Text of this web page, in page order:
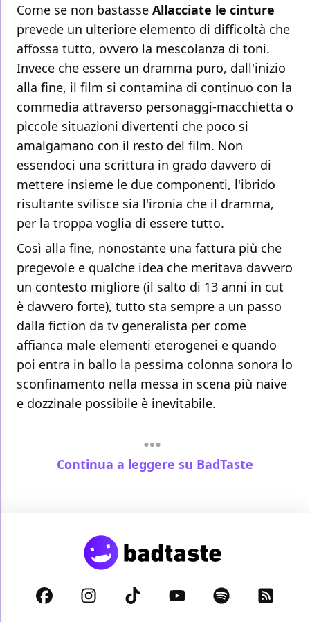
Come se non bastasse Allacciate le cinture
prevede un ulteriore elemento di difficoltà che
affossa tutto, ovvero la mescolanza di toni.
Invece che essere un dramma puro, dall'inizio
alla fine, il film si contamina di continuo con la
commedia attraverso personaggi-macchietta o
piccole situazioni divertenti che poco si
amalgamano con il resto del film. Non
essendoci una scrittura in grado davvero di
mettere insieme le due componenti, l'ibrido
risultante svilisce sia l'ironia che il dramma,
per la troppa voglia di essere tutto.
Così alla fine, nonostante una fattura più che
pregevole e qualche idea che meritava davvero
un contesto migliore (il salto di 13 anni in cut
è davvero forte), tutto sta sempre a un passo
dalla fiction da tv generalista per come
affianca male elementi eterogenei e quando
poi entra in ballo la pessima colonna sonora lo
sconfinamento nella messa in scena più naive
e dozzinale possibile è inevitabile.
Continua a leggere su BadTaste